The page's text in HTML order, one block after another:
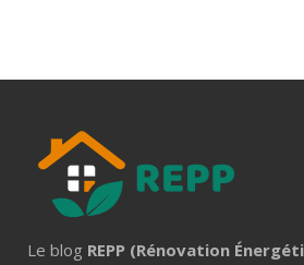
Le blog REPP (Rénovation